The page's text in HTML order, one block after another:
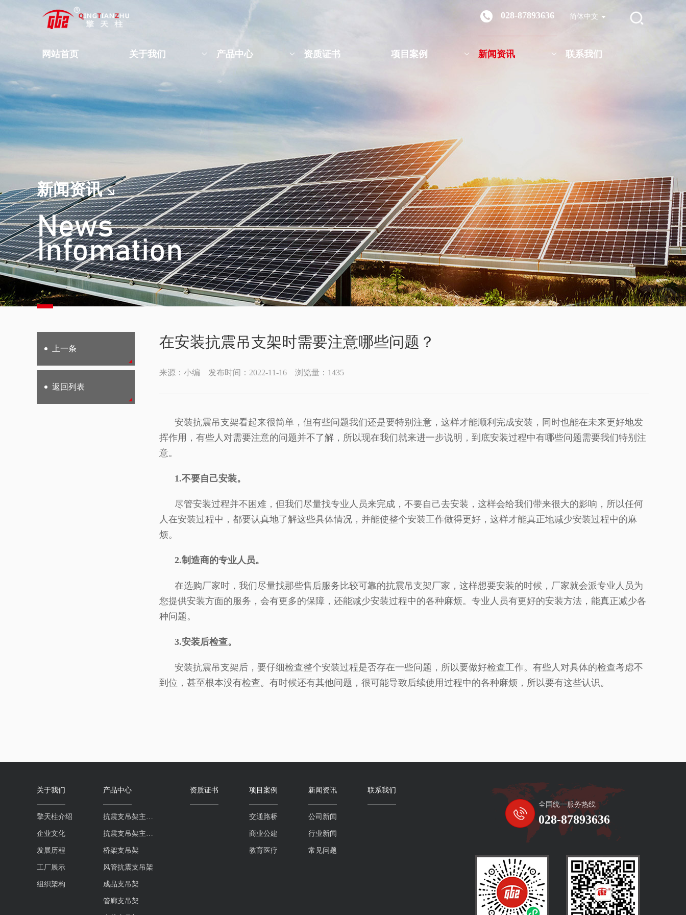
028-87893636 简体中文
网站首页 关于我们 产品中心 资质证书 项目案例 新闻资讯 联系我们
新闻资讯
News
Infomation
上一条
返回列表
在安装抗震吊支架时需要注意哪些问题？
来源：小编 发布时间：2022-11-16 浏览量： 1435
安装抗震吊支架看起来很简单，但有些问题我们还是要特别注意，这样才能顺利完成安装，同时也能在未来更好地发
挥作用，有些人对需要注意的问题并不了解，所以现在我们就来进一步说明，到底安装过程中有哪些问题需要我们特别注
意。
1.不要自己安装。
尽管安装过程并不困难，但我们尽量找专业人员来完成，不要自己去安装，这样会给我们带来很大的影响，所以任何
人在安装过程中，都要认真地了解这些具体情况，并能使整个安装工作做得更好，这样才能真正地减少安装过程中的麻
烦。
2.制造商的专业人员。
在选购厂家时，我们尽量找那些售后服务比较可靠的抗震吊支架厂家，这样想要安装的时候，厂家就会派专业人员为
您提供安装方面的服务，会有更多的保障，还能减少安装过程中的各种麻烦。专业人员有更好的安装方法，能真正减少各
种问题。
3.安装后检查。
安装抗震吊支架后，要仔细检查整个安装过程是否存在一些问题，所以要做好检查工作。有些人对具体的检查考虑不
到位，甚至根本没有检查。有时候还有其他问题，很可能导致后续使用过程中的各种麻烦，所以要有这些认识。
关于我们
擎天柱介绍
企业文化
发展历程
工厂展示
组织架构
产品中心
抗震支吊架主吊螺杆系列
抗震支吊架主吊槽钢系列
桥架支吊架
风管抗震支吊架
成品支吊架
管廊支吊架
资质证书 项目案例
交通路桥
商业公建
教育医疗
新闻资讯
公司新闻
行业新闻
常见问题
联系我们
全国统一服务热线
028-87893636